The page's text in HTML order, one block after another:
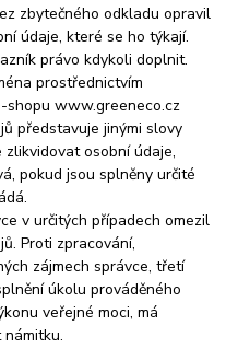
zbytečného odkladu opravil
údaje, které se ho týkají.
právo kdykoli doplnit.
prostřednictvím
shopu www.greeneco.cz
představuje jinými slovy
osobní údaje,
pokud jsou splněny určité
v určitých případech omezil
Proti zpracování,
zájmech správce, třetí
úkolu prováděného
veřejné moci, má